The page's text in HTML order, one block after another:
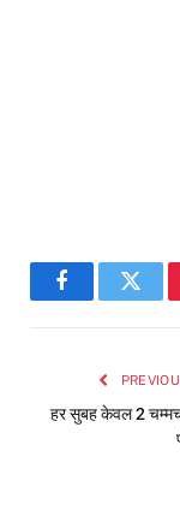
Facebook
हर सुबह केवल 2